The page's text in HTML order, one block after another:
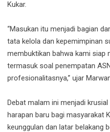
Kukar.
“Masukan itu menjadi bagian
tata kelola dan kepemimpinan
membuktikan bahwa kami siap
termasuk soal penempatan
profesionalitasnya,” ujar
Debat malam ini menjadi
harapan baru bagi masyarakat
keunggulan dan latar belakang